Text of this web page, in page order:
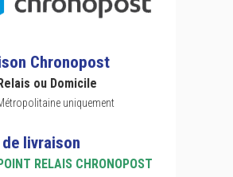
Chronopost
ou Domicile
uniquement
livraison
RELAIS CHRONOPOST